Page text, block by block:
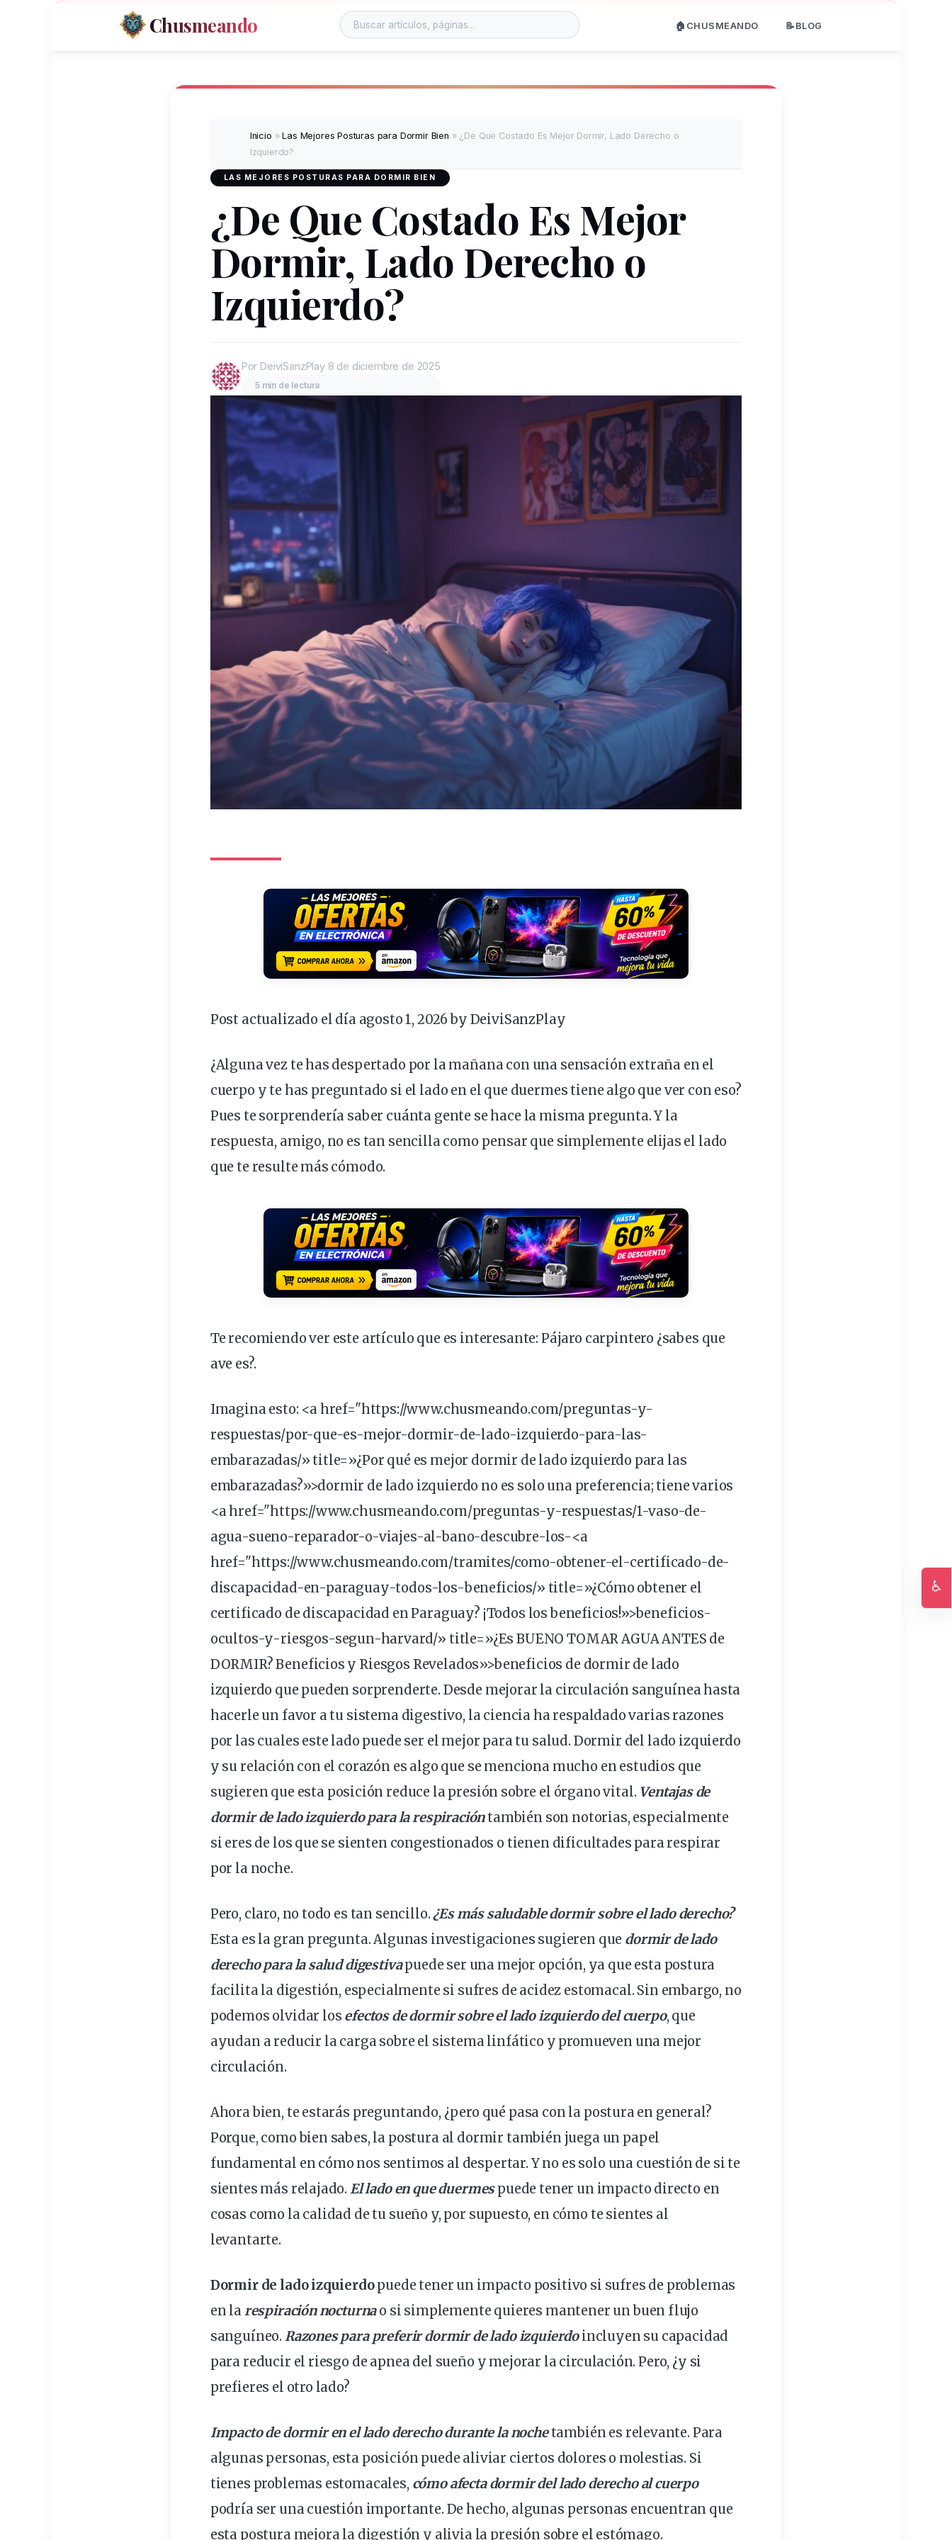
Chusmeando 🏠CHUSMEANDO 📝BLOG
Inicio »Las Mejores Posturas para Dormir Bien » ¿De Que Costado Es Mejor Dormir, Lado Derecho o
Izquierdo?
LAS MEJORES POSTURAS PARA DORMIR BIEN
¿De Que Costado Es Mejor
Dormir, Lado Derecho o
Izquierdo?
Por DeiviSanzPlay 8 de diciembre de 2025
5 min de lectura
Post actualizado el día agosto 1, 2026 by DeiviSanzPlay
¿Alguna vez te has despertado por lamañanacon una sensación extraña en el
cuerpoy te has preguntado si el lado en el que duermestiene algo que ver con eso?
Pues te sorprendería saber cuánta gente se hace la misma pregunta. Y la
respuesta, amigo, no es tan sencilla como pensar que simplemente elijas el lado
que te resulte más cómodo.
Te recomiendo ver este artículo que es interesante: Pájaro carpintero ¿sabes que
ave es?.
Imagina esto: <a href="https://www.chusmeando.com/preguntas-y-
respuestas/por-que-es-mejor-dormir-de-lado-izquierdo-para-las-
embarazadas/» title=»¿Por qué es mejor dormir de lado izquierdo para las
embarazadas?»>dormir de lado izquierdo no es solo una preferencia; tiene varios
<a href="https://www.chusmeando.com/preguntas-y-respuestas/1-vaso-de-
agua-sueno-reparador-o-viajes-al-bano-descubre-los-<a
href="https://www.chusmeando.com/tramites/como-obtener-el-certificado-de-
discapacidad-en-paraguay-todos-los-beneficios/» title=»¿Cómo obtener el
certificado de discapacidad en Paraguay? ¡Todos los beneficios!»>beneficios-
ocultos-y-riesgos-segun-harvard/» title=»¿Es BUENO TOMAR AGUA ANTES de
DORMIR? Beneficios y Riesgos Revelados»>beneficios de dormir de lado
izquierdo que pueden sorprenderte. Desde mejorar la circulación sanguínea hasta
hacerle un favor a tu sistema digestivo, la ciencia ha respaldado varias razones
por las cuales este lado puedeser el mejor para tu salud. Dormir del lado izquierdo
y su relación con el corazón es algo que se menciona mucho en estudios que
sugieren que esta posición reduce lapresión sobre el órgano vital. Ventajas de
dormir de lado izquierdo para larespiracióntambién son notorias, especialmente
si eres de los que se sienten congestionados o tienen dificultades para respirar
por la noche.
Pero, claro, no todo es tan sencillo.¿Es más saludable dormir sobre el lado derecho?
Esta es la gran pregunta. Algunas investigaciones sugieren que dormir de lado
derecho para la saluddigestivapuede ser una mejor opción, ya que esta postura
facilita la digestión, especialmente si sufres de acidez estomacal. Sin embargo, no
podemos olvidar los efectos de dormir sobre el lado izquierdo del cuerpo, que
ayudan areducir la carga sobre el sistema linfático y promueven una mejor
circulación.
Ahora bien, te estarás preguntando, ¿pero qué pasa con la postura en general?
Porque, como bien sabes, la postura al dormir también juega un papel
fundamental en cómo nos sentimos al despertar. Y no es solo una cuestión de si te
sientes más relajado. El lado en que duermespuede tener un impactodirecto en
cosas como la calidad de tu sueño y, por supuesto, en cómo te sientes al
levantarte.
Dormir de lado izquierdopuede tener un impacto positivo si sufres de problemas
en larespiración nocturnao si simplemente quieres mantener un buen flujo
sanguíneo. Razones para preferir dormir de lado izquierdoincluyen su capacidad
para reducir el riesgo de apnea del sueño y mejorar la circulación. Pero, ¿y si
prefieres el otro lado?
Impacto de dormir en el lado derecho durante la nochetambién es relevante. Para
algunas personas, esta posición puede aliviar ciertos dolores o molestias. Si
tienes problemas estomacales, cómo afecta dormir del lado derecho al cuerpo
podría ser una cuestión importante. De hecho, algunas personas encuentran que
esta postura mejora la digestión y alivia la presión sobre el estómago.
♿